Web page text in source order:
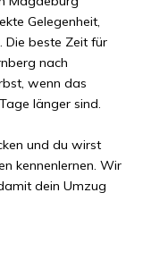
Gelegenheit,
Die beste Zeit für
nach
wenn das
länger sind.
und du wirst
kennenlernen. Wir
dein Umzug